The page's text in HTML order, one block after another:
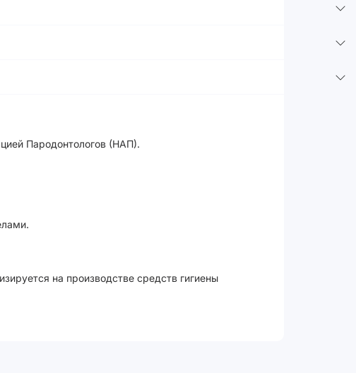
Пародонтологов (НАП).
на производстве средств гигиены